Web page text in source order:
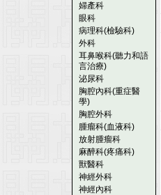
婦產科
眼科
病理科(檢驗科)
外科
耳鼻喉科(聽力和語
言治療)
泌尿科
胸腔內科(重症醫
學)
胸腔外科
腫瘤科(血液科)
放射腫瘤科
麻醉科(疼痛科)
獸醫科
神經外科
神經內科